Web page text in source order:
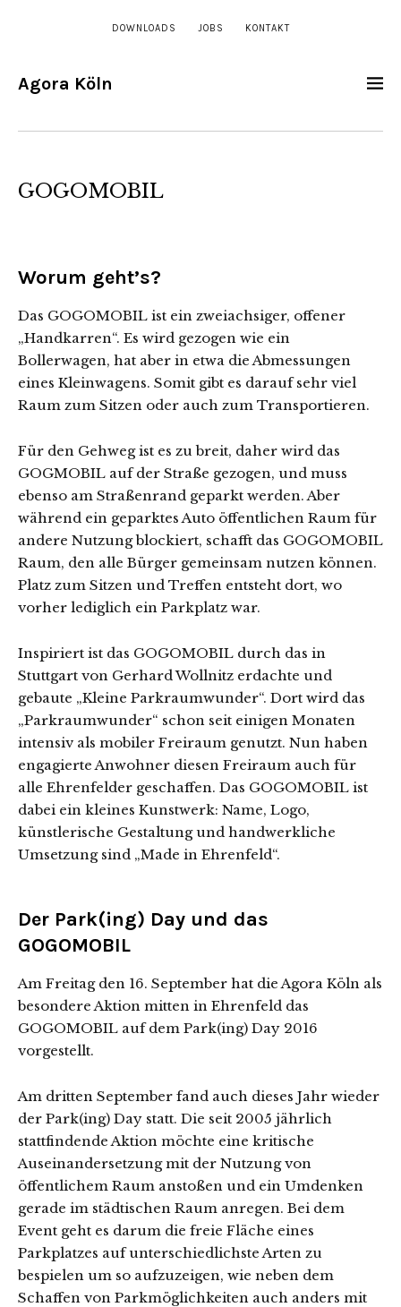
DOWNLOADS JOBS KONTAKT
Agora Köln
GOGOMOBIL
Worum geht’s?
Das GOGOMOBIL ist ein zweiachsiger, offener
„Handkarren“. Es wird gezogen wie ein
Bollerwagen, hat aber in etwa die Abmessungen
eines Kleinwagens. Somit gibt es darauf sehr viel
Raum zum Sitzen oder auch zum Transportieren.
Für den Gehweg ist es zu breit, daher wird das
GOGMOBIL auf der Straße gezogen, und muss
ebenso am Straßenrand geparkt werden. Aber
während ein geparktes Auto öffentlichen Raum für
andere Nutzung blockiert, schafft das GOGOMOBIL
Raum, den alle Bürger gemeinsam nutzen können.
Platz zum Sitzen und Treffen entsteht dort, wo
vorher lediglich ein Parkplatz war.
Inspiriert ist das GOGOMOBIL durch das in
Stuttgart von Gerhard Wollnitz erdachte und
gebaute „Kleine Parkraumwunder“. Dort wird das
„Parkraumwunder“ schon seit einigen Monaten
intensiv als mobiler Freiraum genutzt. Nun haben
engagierte Anwohner diesen Freiraum auch für
alle Ehrenfelder geschaffen. Das GOGOMOBIL ist
dabei ein kleines Kunstwerk: Name, Logo,
künstlerische Gestaltung und handwerkliche
Umsetzung sind „Made in Ehrenfeld“.
Der Park(ing) Day und das
GOGOMOBIL
Am Freitag den 16. September hat die Agora Köln als
besondere Aktion mitten in Ehrenfeld das
GOGOMOBIL auf dem Park(ing) Day 2016
vorgestellt.
Am dritten September fand auch dieses Jahr wieder
der Park(ing) Day statt. Die seit 2005 jährlich
stattfindende Aktion möchte eine kritische
Auseinandersetzung mit der Nutzung von
öffentlichem Raum anstoßen und ein Umdenken
gerade im städtischen Raum anregen. Bei dem
Event geht es darum die freie Fläche eines
Parkplatzes auf unterschiedlichste Arten zu
bespielen um so aufzuzeigen, wie neben dem
Schaffen von Parkmöglichkeiten auch anders mit